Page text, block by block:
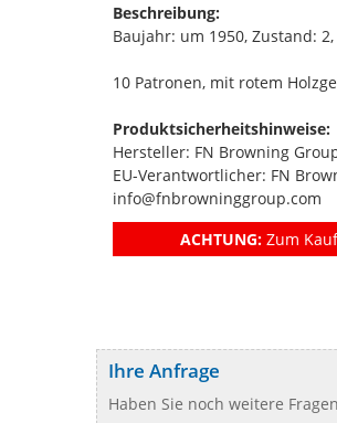
Beschreibung:
Baujahr: um 1950, Zustand: 2,
10 Patronen, mit rotem
Produktsicherheitshinweise:
Hersteller: FN Browning
EU-Verantwortlicher: FN
info@fnbrowninggroup.com
ACHTUNG: Zum
Ihre Anfrage
Haben Sie noch weitere